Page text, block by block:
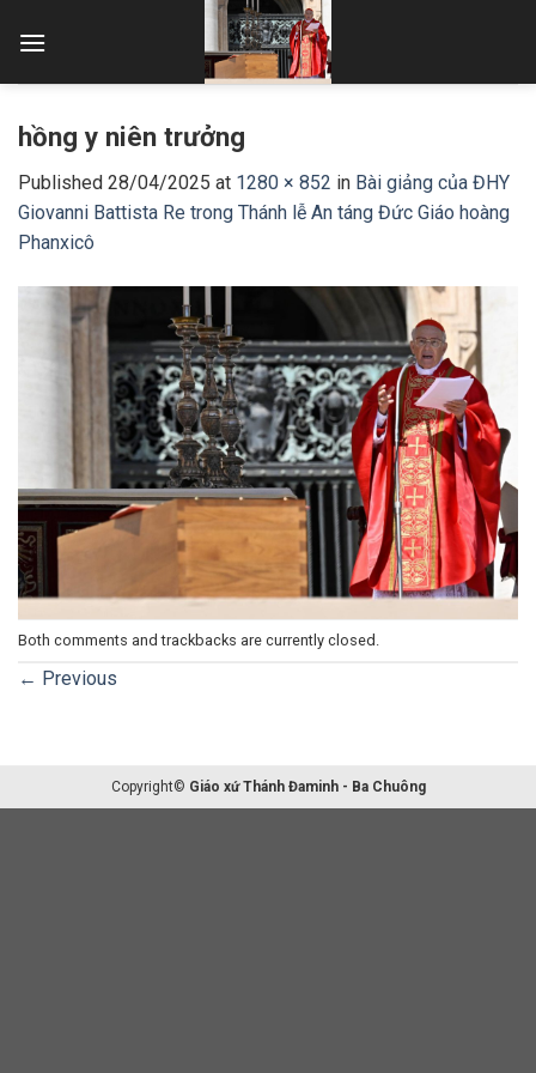
hồng y niên trưởng
Published 28/04/2025 at 1280 × 852 in Bài giảng của ĐHY
Giovanni Battista Re trong Thánh lễ An táng Đức Giáo hoàng
Phanxicô
Both comments and trackbacks are currently closed.
← Previous
Copyright© Giáo xứ Thánh Đaminh - Ba Chuông